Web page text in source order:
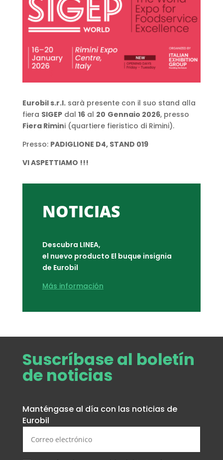
Eurobil s.r.l.sarà presente con il suo stand alla
fiera SIGEPdal 16al 20 Gennaio 2026, presso
Fiera Rimini (quartiere fieristico di Rimini).
Presso: PADIGLIONE D4, STAND 019
VI ASPETTIAMO !!!
NOTICIAS
Descubra LINEA,
el nuevo producto El buque insignia
de Eurobil
Más información
Suscríbase al boletín
de noticias
Manténgase al día con las noticias de
Eurobil